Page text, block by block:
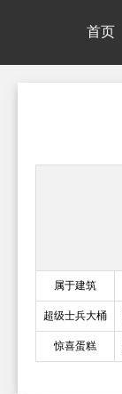
首页
属于建筑
超级士兵大桶
惊喜蛋糕